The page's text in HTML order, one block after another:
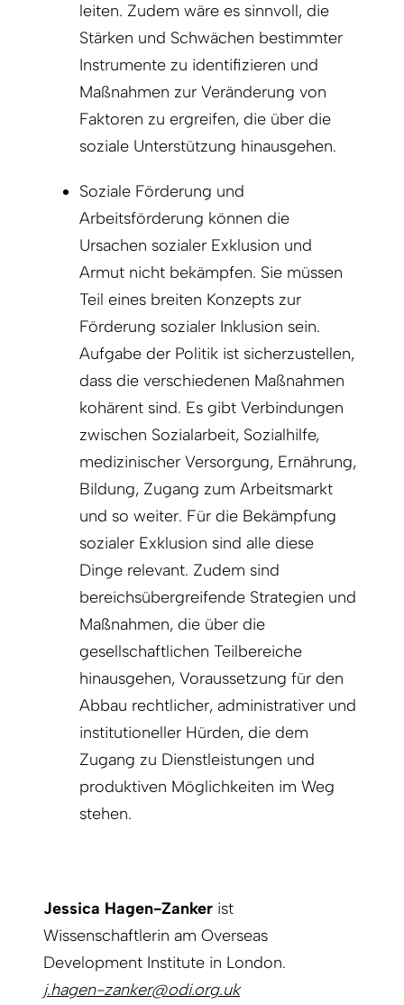
leiten. Zudem wäre es sinnvoll, die
Stärken und Schwächen bestimmter
Instrumente zu identifizieren und
Maßnahmen zur Veränderung von
Faktoren zu ergreifen, die über die
soziale Unterstützung hinausgehen.
Soziale Förderung und
Arbeitsförderung können die
Ursachen sozialer Exklusion und
Armut nicht bekämpfen. Sie müssen
Teil eines breiten Konzepts zur
Förderung sozialer Inklusion sein.
Aufgabe der Politik ist sicherzustellen,
dass die verschiedenen Maßnahmen
kohärent sind. Es gibt Verbindungen
zwischen Sozialarbeit, Sozialhilfe,
medizinischer Versorgung, Ernährung,
Bildung, Zugang zum Arbeitsmarkt
und so weiter. Für die Bekämpfung
sozialer Exklusion sind alle diese
Dinge relevant. Zudem sind
bereichsübergreifende Strategien und
Maßnahmen, die über die
gesellschaftlichen Teilbereiche
hinausgehen, Voraussetzung für den
Abbau rechtlicher, administrativer und
institutioneller Hürden, die dem
Zugang zu Dienstleistungen und
produktiven Möglichkeiten im Weg
stehen.
Jessica Hagen-Zanker ist
Wissenschaftlerin am Overseas
Development Institute in London.
j.hagen-zanker@odi.org.uk